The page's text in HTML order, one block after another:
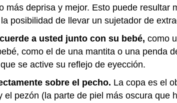
más deprisa y mejor. Esto puede resultar
posibilidad de llevar un sujetador de
a usted junto con su bebé, como
como el de una mantita o una penda
se active su reflejo de eyección.
sobre el pecho. La copa es el
el pezón (la parte de piel más oscura que